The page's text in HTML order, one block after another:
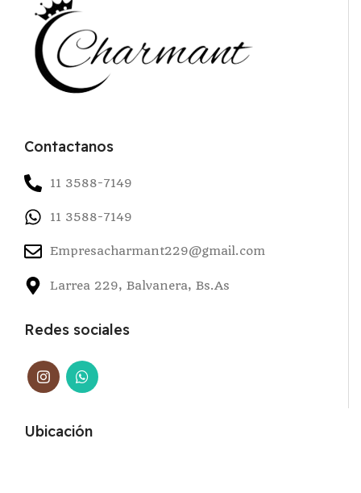
Contactanos
11 3588-7149
11 3588-7149
Empresacharmant229@gmail.com
Larrea 229, Balvanera, Bs.As
Redes sociales
Ubicación